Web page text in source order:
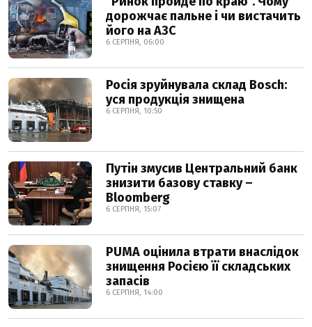
дорожчає пальне і чи вистачить
його на АЗС
6 СЕРПНЯ, 06:00
Росія зруйнувала склад Bosch:
уся продукція знищена
6 СЕРПНЯ, 10:50
Путін змусив Центральний банк
знизити базову ставку –
Bloomberg
6 СЕРПНЯ, 15:07
PUMA оцінила втрати внаслідок
знищення Росією її складських
запасів
6 СЕРПНЯ, 14:00